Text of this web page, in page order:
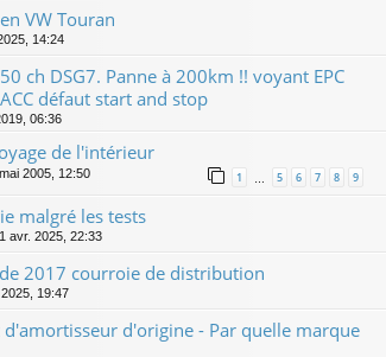
VW Touran
14:24
ch DSG7. Panne à 200km !! voyant EPC
défaut start and stop
06:36
de l'intérieur
2005, 12:50 1 5 6 7 8 9
malgré les tests
avr. 2025, 22:33
2017 courroie de distribution
19:47
d'amortisseur d'origine - Par quelle marque